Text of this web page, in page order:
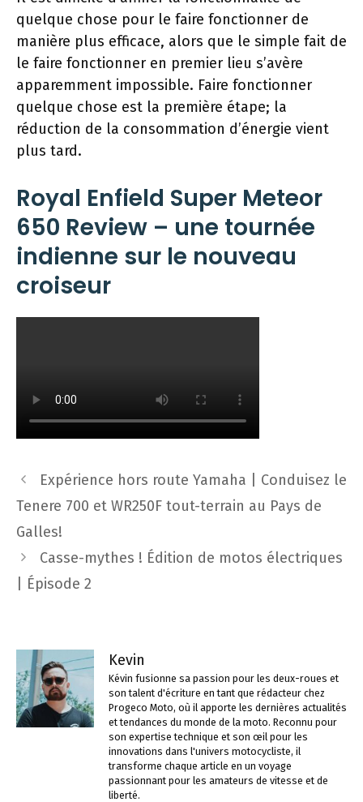
quelque chose pour le faire fonctionner de
manière plus efficace, alors que le simple fait de
le faire fonctionner en premier lieu s’avère
apparemment impossible. Faire fonctionner
quelque chose est la première étape; la
réduction de la consommation d’énergie vient
plus tard.
Royal Enfield Super Meteor
650 Review – une tournée
indienne sur le nouveau
croiseur
Navigation
des
Expérience hors route Yamaha | Conduisez le
Tenere 700 et WR250F tout-terrain au Pays de
Galles!
Casse-mythes ! Édition de motos électriques
| Épisode 2
Kevin
Kévin fusionne sa passion pour les deux-roues et
son talent d'écriture en tant que rédacteur chez
Progeco Moto, où il apporte les dernières actualités
et tendances du monde de la moto. Reconnu pour
son expertise technique et son œil pour les
innovations dans l'univers motocycliste, il
transforme chaque article en un voyage
passionnant pour les amateurs de vitesse et de
liberté.